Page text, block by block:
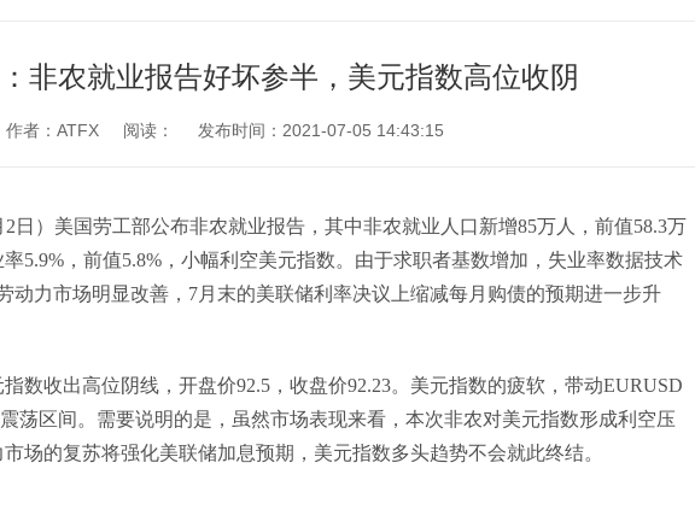
非农就业报告好坏参半，美元指数高位收阴
作者：ATFX 阅读： 发布时间：2021-07-05 14:43:15
日）美国劳工部公布非农就业报告，其中非农就业人口新增85万人，前值58.3万
5.9%，前值5.8%，小幅利空美元指数。由于求职者基数增加，失业率数据技术
动力市场明显改善，7月末的美联储利率决议上缩减每月购债的预期进一步升
数收出高位阴线，开盘价92.5，收盘价92.23。美元指数的疲软，带动EURUSD
荡区间。需要说明的是，虽然市场表现来看，本次非农对美元指数形成利空压
场的复苏将强化美联储加息预期，美元指数多头趋势不会就此终结。